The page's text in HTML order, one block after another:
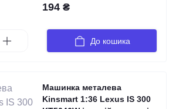
194 ₴
До кошика
Машинка металева
Kinsmart 1:36 Lexus IS 300